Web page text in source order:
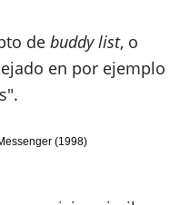
de buddy list, o
en por ejemplo
(1998)